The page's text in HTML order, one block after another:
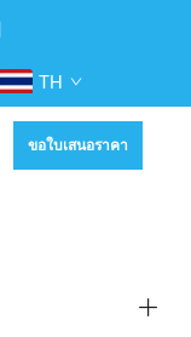
TH
ขอใบเสนอราคา